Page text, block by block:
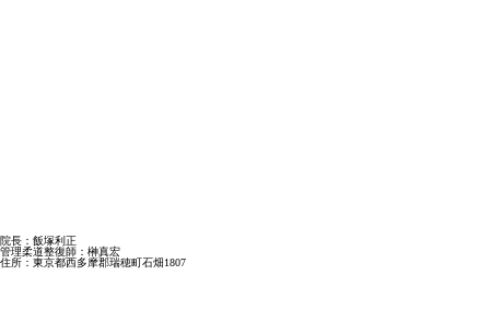
院長：飯塚利正
管理柔道整復師：榊真宏
住所：東京都西多摩郡瑞穂町石畑1807